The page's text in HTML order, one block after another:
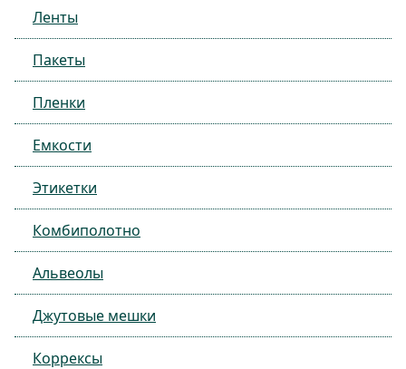
Ленты
Пакеты
Пленки
Емкости
Этикетки
Комбиполотно
Альвеолы
Джутовые мешки
Коррексы